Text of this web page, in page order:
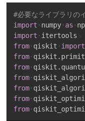
#必要なライブラリの
import
numpy as
np
import
itertools
from qiskit import
from qiskit .
from qiskit .
from
from
from
from